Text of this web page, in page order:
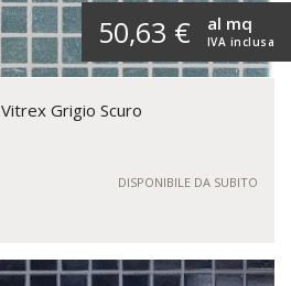
50,63 € IVA inclusa
al mq
Grigio Scuro
DISPONIBILE DA SUBITO